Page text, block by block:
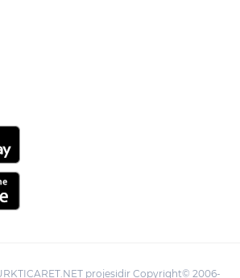
projesidir Copyright© 2006-